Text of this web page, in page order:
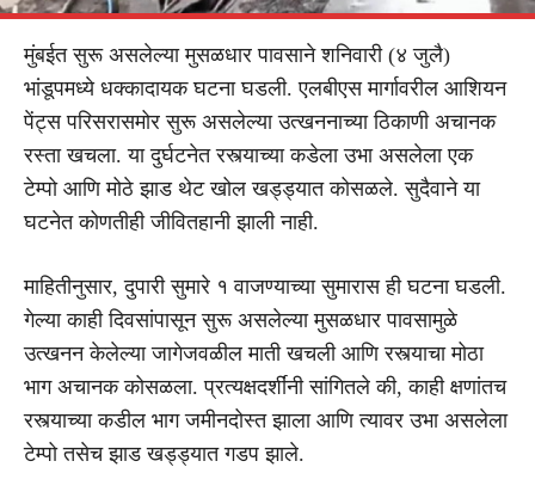
मुंबईत सुरू असलेल्या मुसळधार पावसाने शनिवारी (४ जुलै)
भांडूपमध्ये धक्कादायक घटना घडली. एलबीएस मार्गावरील आशियन
पेंट्स परिसरासमोर सुरू असलेल्या उत्खननाच्या ठिकाणी अचानक
रस्ता खचला. या दुर्घटनेत रस्त्याच्या कडेला उभा असलेला एक
टेम्पो आणि मोठे झाड थेट खोल खड्ड्यात कोसळले. सुदैवाने या
घटनेत कोणतीही जीवितहानी झाली नाही.
माहितीनुसार, दुपारी सुमारे १ वाजण्याच्या सुमारास ही घटना घडली.
गेल्या काही दिवसांपासून सुरू असलेल्या मुसळधार पावसामुळे
उत्खनन केलेल्या जागेजवळील माती खचली आणि रस्त्याचा मोठा
भाग अचानक कोसळला. प्रत्यक्षदर्शींनी सांगितले की, काही क्षणांतच
रस्त्याच्या कडील भाग जमीनदोस्त झाला आणि त्यावर उभा असलेला
टेम्पो तसेच झाड खड्ड्यात गडप झाले.